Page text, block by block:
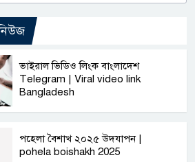
ভাইরাল ভিডিও লিংক বাংলাদেশ
Telegram | Viral video link
Bangladesh
পহেলা বৈশাখ ২০২৫ উদযাপন |
pohela boishakh 2025